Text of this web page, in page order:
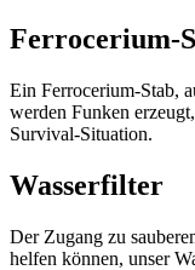
Ferrocerium-
Ein Ferrocerium-Stab,
werden Funken
Survival-Situation.
Wasserfilter
Der Zugang zu
helfen können, unser